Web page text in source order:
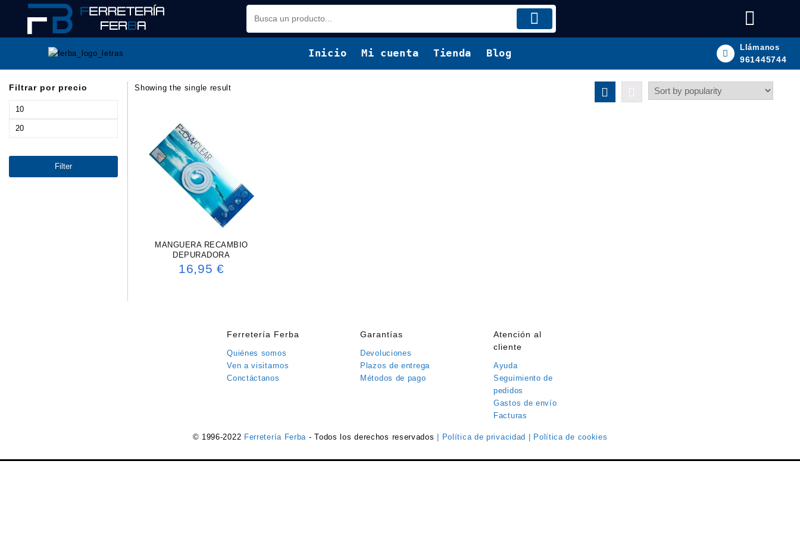
Inicio Mi cuenta Tienda Blog Llámanos
961445744
Filtrar por precio
Min
Max
Filter
Showing the single result
MANGUERA RECAMBIO
DEPURADORA
16,95€
Ferretería Ferba
Quiénes somos
Ven a visitarnos
Conctáctanos
Garantías
Devoluciones
Plazos de entrega
Métodos de pago
Atención al
cliente
Ayuda
Seguimiento de
pedidos
Gastos de envío
Facturas
© 1996-2022 Ferretería Ferba - Todos los derechos reservados | Política de privacidad | Política de cookies